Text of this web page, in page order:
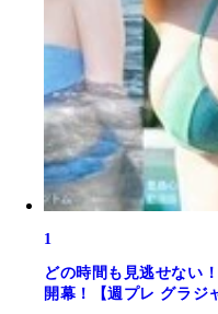
1
どの時間も見逃せない
開幕！【週プレ グラジ